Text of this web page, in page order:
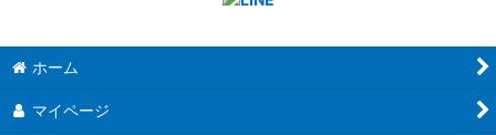
ホーム
マイページ